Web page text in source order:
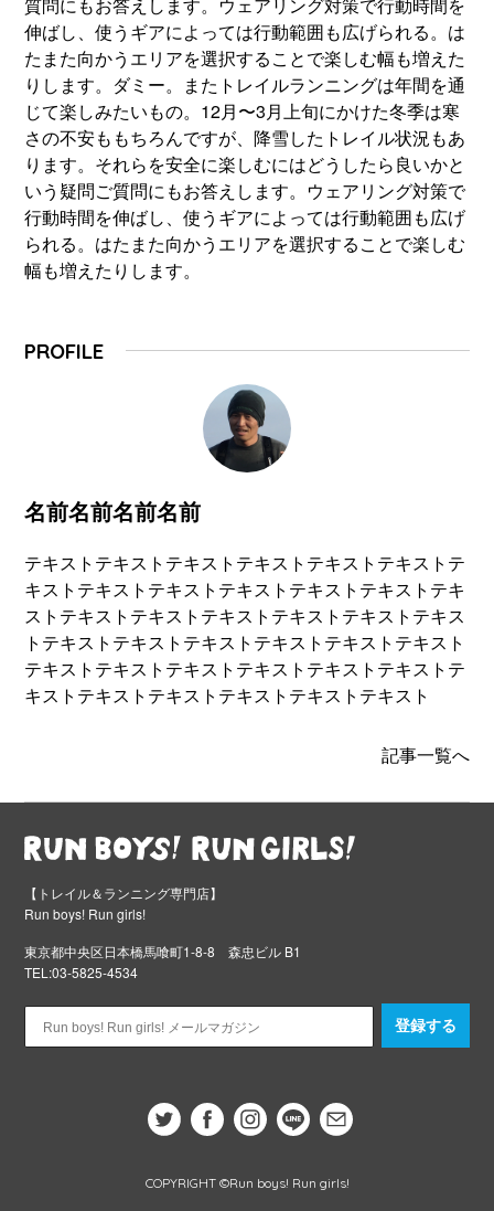
伸ばし、使うギアによっては行動範囲も広げられる。は
たまた向かうエリアを選択することで楽しむ幅も増えた
りします。ダミー。またトレイルランニングは年間を通
じて楽しみたいもの。12月〜3月上旬にかけた冬季は寒
さの不安ももちろんですが、降雪したトレイル状況もあ
ります。それらを安全に楽しむにはどうしたら良いかと
いう疑問ご質問にもお答えします。ウェアリング対策で
行動時間を伸ばし、使うギアによっては行動範囲も広げ
られる。はたまた向かうエリアを選択することで楽しむ
幅も増えたりします。
PROFILE
名前名前名前名前
テキストテキストテキストテキストテキストテキストテ
キストテキストテキストテキストテキストテキストテキ
ストテキストテキストテキストテキストテキストテキス
トテキストテキストテキストテキストテキストテキスト
テキストテキストテキストテキストテキストテキストテ
キストテキストテキストテキストテキストテキスト
記事一覧へ
【トレイル＆ランニング専門店】
Run boys! Run girls!
東京都中央区日本橋馬喰町1-8-8 森忠ビル B1
TEL:03-5825-4534
登録する
COPYRIGHT ©Run boys! Run girls!